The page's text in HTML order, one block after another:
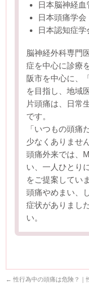
日本脳神経
日本頭痛学会
日本認知症学
脳神経外科専門
症を中心に診療
阪市を中心に、
を目指し、地域
片頭痛は、日常
です。
「いつもの頭痛
少なくありません
頭痛外来では、
い、一人ひとり
をご提案してい
頭痛やめまい、
症状がありまし
い。
← 性行為中の頭痛は危険？｜